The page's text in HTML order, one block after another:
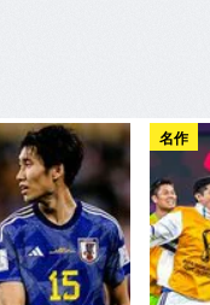
名作